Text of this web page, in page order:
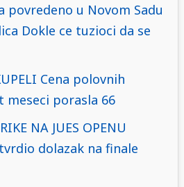
povredeno u Novom Sadu
Dokle ce tuzioci da se
Cena polovnih
meseci porasla 66
NA JUES OPENU
dolazak na finale